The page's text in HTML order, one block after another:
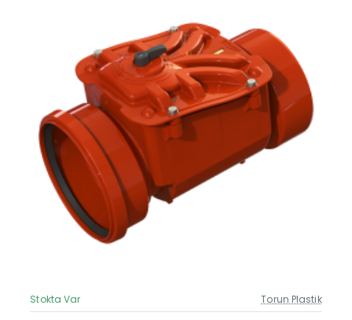
Güncel Fiyat
Stokta Var Torun Plastik